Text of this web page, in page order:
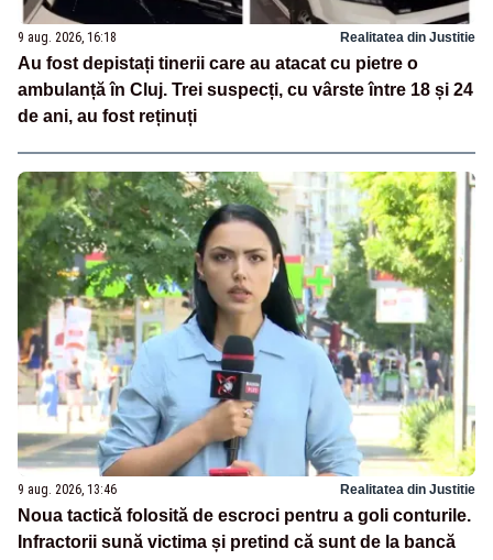
9 aug. 2026, 16:18 Realitatea din Justitie
Au fost depistați tinerii care au atacat cu pietre o
ambulanță în Cluj. Trei suspecți, cu vârste între 18 și 24
de ani, au fost reținuți
9 aug. 2026, 13:46 Realitatea din Justitie
Noua tactică folosită de escroci pentru a goli conturile.
Infractorii sună victima și pretind că sunt de la bancă